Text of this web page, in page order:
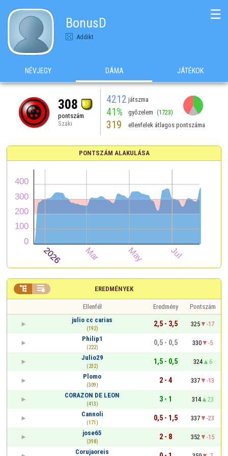
BonusD
Addikt
☰
NÉVJEGY DÁMA JÁTÉKOK
308
pontszám
Szaki
4212 játszma
41% győzelem (1723)
319 ellenfelek átlagos pontszáma
PONTSZÁM ALAKULÁSA
EREDMÉNYEK
 
Ellenfél Eredmény
Pontszám
julio cc carias
(192)
2,5 - 3,5 325
-17
Philip1
(222)
0,5 - 0,5 330
-5
Julio29
(232)
1,5 - 0,5 324
6
Plomo
(309)
2 - 4 337
-13
CORAZON DE LEON
(413)
3 - 1 314
23
Cannoli
(171)
0,5 - 1,5 337
-23
jose65
(398)
2 - 8 352
-15
Corujaoreis